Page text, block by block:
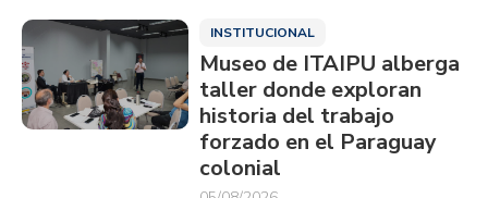
INSTITUCIONAL
Museo de ITAIPU alberga
taller donde exploran
historia del trabajo
forzado en el Paraguay
colonial